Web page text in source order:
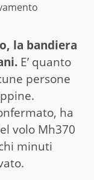
la bandiera
E’ quanto
persone
ha
volo Mh370
minuti